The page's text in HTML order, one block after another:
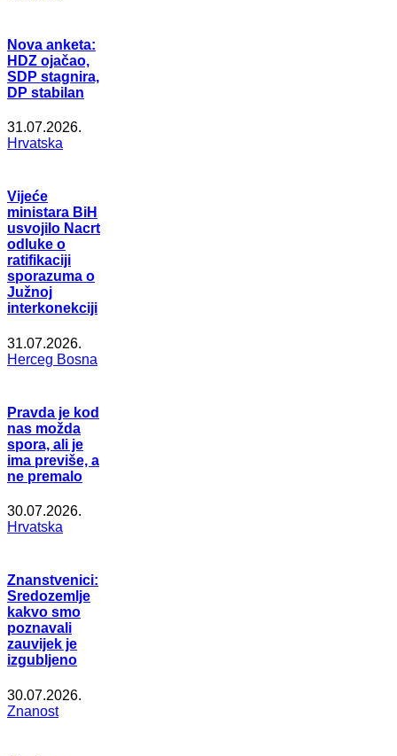
Nova anketa:
HDZ ojačao,
SDP stagnira,
DP stabilan
31.07.2026.
Hrvatska
Vijeće
ministara BiH
usvojilo Nacrt
odluke o
ratifikaciji
sporazuma o
Južnoj
interkonekciji
31.07.2026.
Herceg Bosna
Pravda je kod
nas možda
spora, ali je
ima previše, a
ne premalo
30.07.2026.
Hrvatska
Znanstvenici:
Sredozemlje
kakvo smo
poznavali
zauvijek je
izgubljeno
30.07.2026.
Znanost